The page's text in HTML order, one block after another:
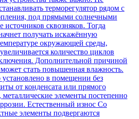
терморегулятор рядом с
под прямыми солнечными
источников сквозняков. Тогда
получать искажённую
окружающей среды,
количество циклов
Дополнительной причиной
стать повышенная влажность.
установлено в помещении без
от конденсата или прямого
элементы постепенно
Естественный износ Со
элементы подвергаются